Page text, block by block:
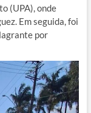
(UPA), onde
Em seguida, foi
por